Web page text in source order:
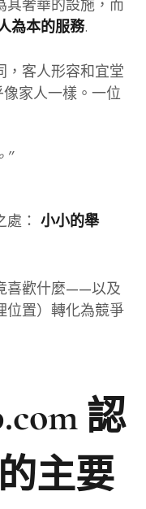
其奢華的設施，而
為本的服務.
，客人形容和宜堂
家人一樣。一位
”
： 小小的舉
喜歡什麼——以及
位置）轉化為競爭
認
主要